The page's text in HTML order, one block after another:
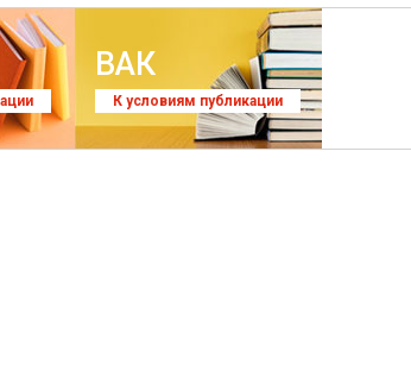
ВАК
К условиям публикации